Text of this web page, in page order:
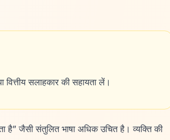
वित्तीय सलाहकार की सहायता लें।
है” जैसी संतुलित भाषा अधिक उचित है। व्यक्ति की